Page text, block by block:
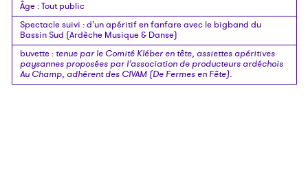
Âge:Tout public
Spectacle suivi :d’un apéritif en fanfare avec le bigband du
Bassin Sud (Ardèche Musique & Danse)
buvette :tenue par le Comité Kléber en tête, assiettes apéritives
paysannes proposées par l’association de producteurs ardéchois
Au Champ, adhérent des CIVAM (De Fermes en Fête).